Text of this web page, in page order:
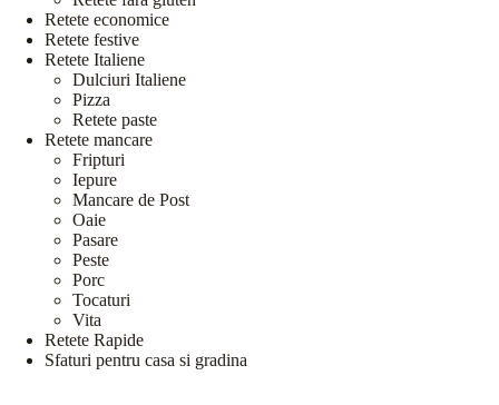
Retete economice
Retete festive
Retete Italiene
Dulciuri Italiene
Pizza
Retete paste
Retete mancare
Fripturi
Iepure
Mancare de Post
Oaie
Pasare
Peste
Porc
Tocaturi
Vita
Retete Rapide
Sfaturi pentru casa si gradina